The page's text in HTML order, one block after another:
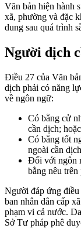
Văn bản hiện hành
xã, phường và đặc
dung sau quá trình
Người dịch
Điều 27 của Văn
dịch phải có năng
về ngôn ngữ:
Có bằng cử
cần dịch; hoặc
Có bằng tốt
ngoài cần
Đối với ngôn
bằng nêu
Người đáp ứng
ban nhân dân cấp
phạm vi cả nước.
Sở Tư pháp phê